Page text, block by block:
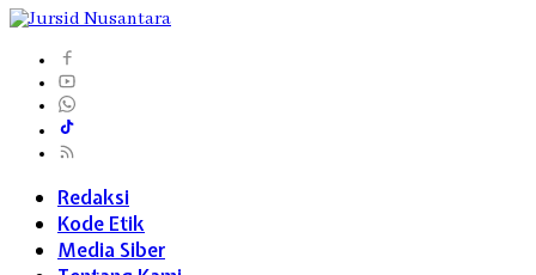
Redaksi
Kode Etik
Media Siber